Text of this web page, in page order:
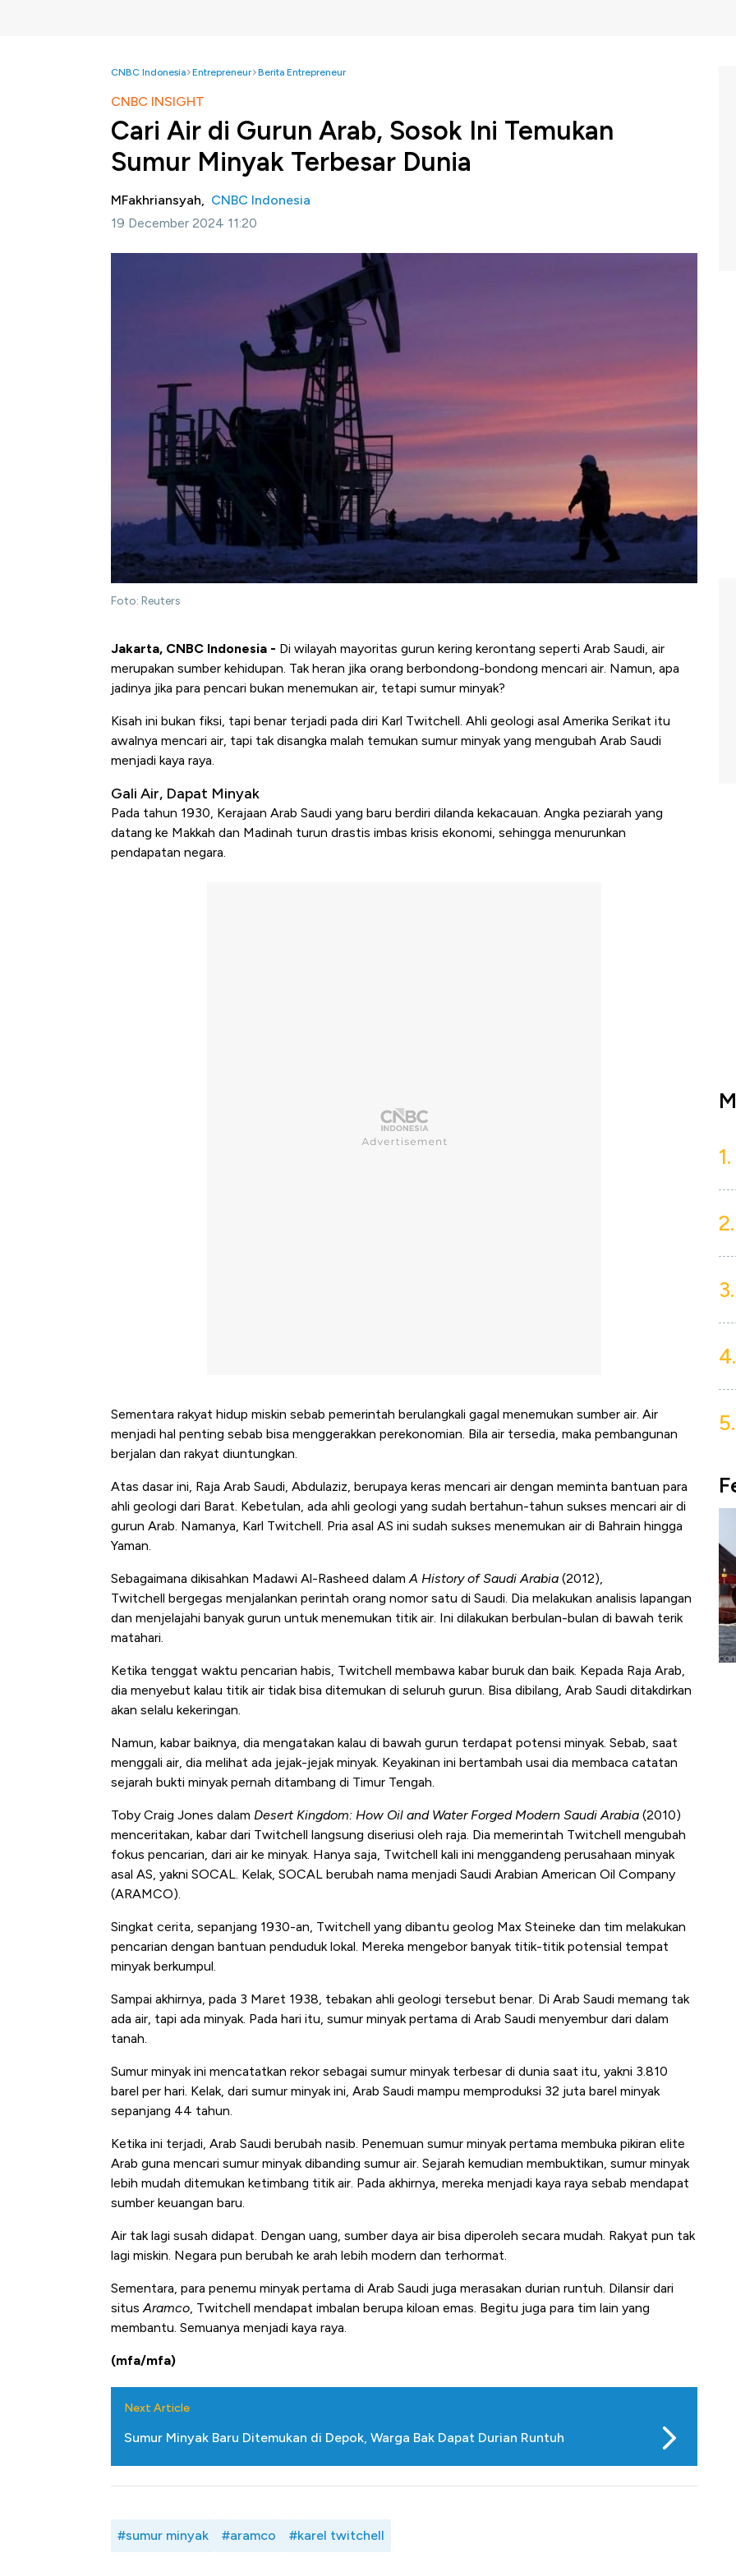
CNBC Indonesia Entrepreneur Berita Entrepreneur
CNBC INSIGHT
Cari Air di Gurun Arab, Sosok Ini Temukan
Sumur Minyak Terbesar Dunia
MFakhriansyah, CNBC Indonesia
19 December 2024 11:20
Foto: Reuters
Jakarta, CNBC Indonesia - Di wilayah mayoritas gurun kering kerontang seperti Arab Saudi, air
merupakan sumber kehidupan. Tak heran jika orang berbondong-bondong mencari air. Namun, apa
jadinya jika para pencari bukan menemukan air, tetapi sumur minyak?
Kisah ini bukan fiksi, tapi benar terjadi pada diri Karl Twitchell. Ahli geologi asal Amerika Serikat itu
awalnya mencari air, tapi tak disangka malah temukan sumur minyak yang mengubah Arab Saudi
menjadi kaya raya.
Gali Air, Dapat Minyak
Pada tahun 1930, Kerajaan Arab Saudi yang baru berdiri dilanda kekacauan. Angka peziarah yang
datang ke Makkah dan Madinah turun drastis imbas krisis ekonomi, sehingga menurunkan
pendapatan negara.
Sementara rakyat hidup miskin sebab pemerintah berulangkali gagal menemukan sumber air. Air
menjadi hal penting sebab bisa menggerakkan perekonomian. Bila air tersedia, maka pembangunan
berjalan dan rakyat diuntungkan.
Atas dasar ini, Raja Arab Saudi, Abdulaziz, berupaya keras mencari air dengan meminta bantuan para
ahli geologi dari Barat. Kebetulan, ada ahli geologi yang sudah bertahun-tahun sukses mencari air di
gurun Arab. Namanya, Karl Twitchell. Pria asal AS ini sudah sukses menemukan air di Bahrain hingga
Yaman.
Sebagaimana dikisahkan Madawi Al-Rasheed dalamA History of Saudi Arabia (2012),
Twitchell bergegas menjalankan perintah orang nomor satu di Saudi. Dia melakukan analisis lapangan
dan menjelajahi banyak gurun untuk menemukan titik air. Ini dilakukan berbulan-bulan di bawah terik
matahari.
Ketika tenggat waktu pencarian habis, Twitchell membawa kabar buruk dan baik. Kepada Raja Arab,
dia menyebut kalau titik air tidak bisa ditemukan di seluruh gurun. Bisa dibilang, Arab Saudi ditakdirkan
akan selalu kekeringan.
Namun, kabar baiknya, dia mengatakan kalau di bawah gurun terdapat potensi minyak. Sebab, saat
menggali air, dia melihat ada jejak-jejak minyak. Keyakinan ini bertambah usai dia membaca catatan
sejarah bukti minyak pernah ditambang di Timur Tengah.
Toby Craig Jones dalam Desert Kingdom: How Oil and Water Forged Modern Saudi Arabia (2010)
menceritakan, kabar dari Twitchell langsung diseriusi oleh raja. Dia memerintah Twitchell mengubah
fokus pencarian, dari air ke minyak. Hanya saja, Twitchell kali ini menggandeng perusahaan minyak
asal AS, yakni SOCAL. Kelak, SOCAL berubah nama menjadi Saudi Arabian American Oil Company
(ARAMCO).
Singkat cerita, sepanjang 1930-an, Twitchell yang dibantu geolog Max Steineke dan tim melakukan
pencarian dengan bantuan penduduk lokal. Mereka mengebor banyak titik-titik potensial tempat
minyak berkumpul.
Sampai akhirnya, pada 3 Maret 1938, tebakan ahli geologi tersebut benar. Di Arab Saudi memang tak
ada air, tapi ada minyak. Pada hari itu, sumur minyak pertama di Arab Saudi menyembur dari dalam
tanah.
Sumur minyak ini mencatatkan rekor sebagai sumur minyak terbesar di dunia saat itu, yakni 3.810
barel per hari. Kelak, dari sumur minyak ini, Arab Saudi mampu memproduksi 32 juta barel minyak
sepanjang 44 tahun.
Ketika ini terjadi, Arab Saudi berubah nasib. Penemuan sumur minyak pertama membuka pikiran elite
Arab guna mencari sumur minyak dibanding sumur air. Sejarah kemudian membuktikan, sumur minyak
lebih mudah ditemukan ketimbang titik air. Pada akhirnya, mereka menjadi kaya raya sebab mendapat
sumber keuangan baru.
Air tak lagi susah didapat. Dengan uang, sumber daya air bisa diperoleh secara mudah. Rakyat pun tak
lagi miskin. Negara pun berubah ke arah lebih modern dan terhormat.
Sementara, para penemu minyak pertama di Arab Saudi juga merasakan durian runtuh. Dilansir dari
situsAramco, Twitchell mendapat imbalan berupa kiloan emas. Begitu juga para tim lain yang
membantu. Semuanya menjadi kaya raya.
(mfa/mfa)
Next Article
Sumur Minyak Baru Ditemukan di Depok, Warga Bak Dapat Durian Runtuh
#sumur minyak #aramco #karel twitchell
1.
2.
3.
4.
5.
Ini Kekuatan Uang Embraer Kuasai
Langit Dunia, Pembunuh Boeing-Airbus?
Harga Batu Bara Bangkit, Ada Kabar
Baik Buat Pengusaha RI